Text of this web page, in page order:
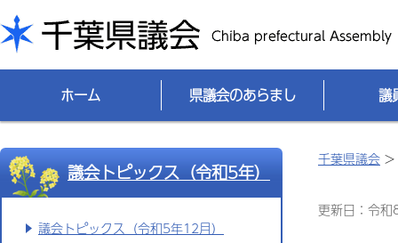
千葉県議会
ホーム 県議会のあらまし 議
議会トピックス（令和5年）
議会トピックス（令和5年12月）
千葉県議会 >
更新日：令